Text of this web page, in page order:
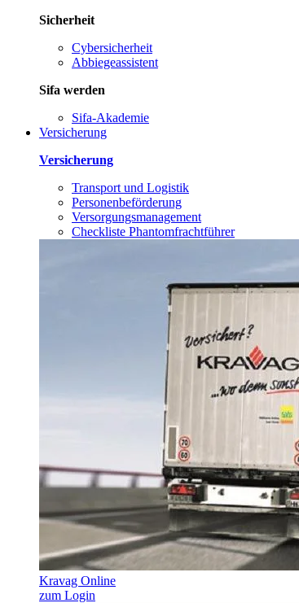
Sicherheit
Cybersicherheit
Abbiegeassistent
Sifa werden
Sifa-Akademie
Versicherung
Versicherung
Transport und Logistik
Personenbeförderung
Versorgungsmanagement
Checkliste Phantomfrachtführer
Kravag Online
zum Login